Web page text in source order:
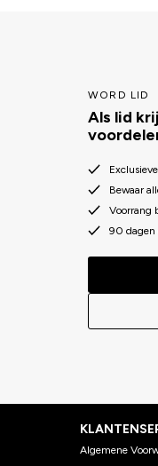
WORD LID
Als lid
Bewaar
Voorrang
90 dagen
Algemene